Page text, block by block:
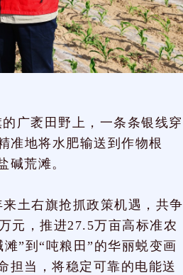
广袤田野上，一条条银线穿
准地将水肥输送到作物根
碱荒滩。
土右旗抢抓政策机遇，共争
元，推进27.5万亩高标准农
”到“吨粮田”的华丽蜕变画
担当，将稳定可靠的电能送